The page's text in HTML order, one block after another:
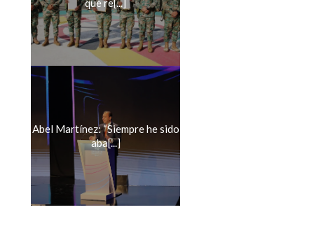
que re[...]
Abel Martínez: “Siempre he sido
aba[...]